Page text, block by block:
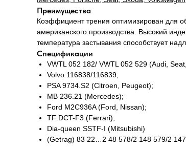
Преимущества
Коэффициент трения оптимизирован для
американского производства. Высокий
температура застывания способствует
Спецификации
VWTL 052 182/ VWTL 052 529 (Audi,
Volvo 116838/116839;
PSA 9734.S2 (Citroen, Peugeot);
MB 236.21 (Mercedes);
Ford M2C936A (Ford, Nissan);
TF DCT-F3 (Ferrari);
Dia-queen SSTF-I (Mitsubishi)
(Getrag) 83 22…2 48 578/2 148 579/2